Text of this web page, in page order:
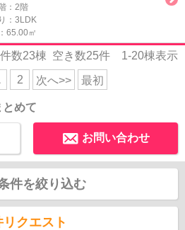
：2階
：3LDK
65.00㎡
数23棟 空き数25件 1-20棟表示
2 次へ>> 最初
めて
お問い合わせ
件を絞り込む
リクエスト